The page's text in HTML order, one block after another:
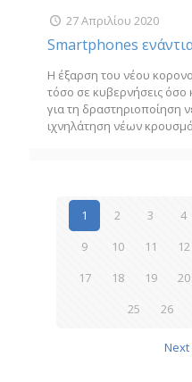
27 Απριλίου 2020
Smartphones
Η έξαρση του νέου
τόσο σε κυβερνήσεις όσο
για τη δραστηριοποίηση
ιχνηλάτηση νέων
1 2 3 4
9
10 11 12
17
18 19 20
25
26
Next